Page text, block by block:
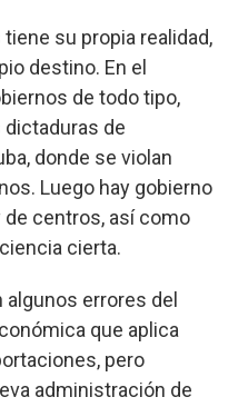
su propia realidad,
destino. En el
de todo tipo,
de
donde se violan
Luego hay gobierno
de centros, así como
cierta.
errores del
que aplica
pero
administración de